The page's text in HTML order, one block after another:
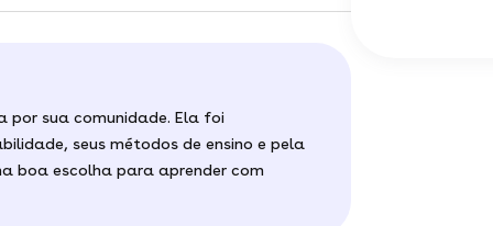
por sua comunidade. Ela foi
seus métodos de ensino e pela
boa escolha para aprender com